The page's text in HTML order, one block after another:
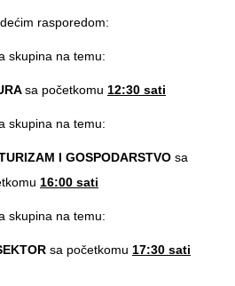
rasporedom:
skupina na temu:
sa početkomu 12:30 sati
skupina na temu:
I GOSPODARSTVO sa
16:00 sati
skupina na temu:
sa početkomu 17:30 sati